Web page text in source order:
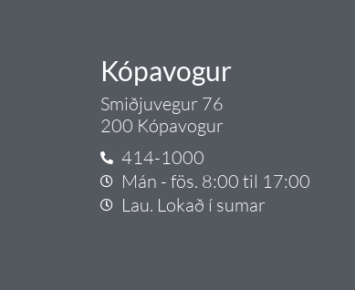
Kópavogur
Smiðjuvegur 76
200 Kópavogur
414-1000
Mán - fös. 8:00 til 17:00
Lau. Lokað í sumar